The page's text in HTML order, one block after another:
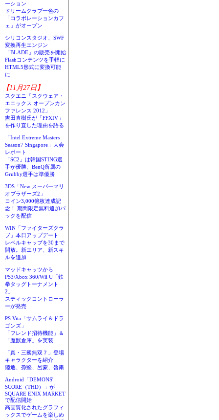
ーション
ドリームクラブ一色の
「コラボレーションカフ
ェ」がオープン
シリコンスタジオ、SWF
変換再生エンジン
「BLADE」の販売を開始
Flashコンテンツを手軽に
HTML5形式に変換可能
に
【11月27日】
スクエニ「スクウェア・
エニックス オープンカン
ファレンス 2012」
吉田直樹氏が「FFXIV」
を作り直した理由を語る
「Intel Extreme Masters
Season7 Singapore」大会
レポート
「SC2」は韓国STING選
手が優勝、BenQ所属の
Grubby選手は準優勝
3DS「New スーパーマリ
オブラザーズ2」
コイン3,000億枚達成記
念！ 期間限定無料追加パ
ックを配信
WIN「ファイターズクラ
ブ」本日アップデート
レベルキャップを30まで
開放。新エリア、新スキ
ルを追加
マッドキャッツから
PS3/Xbox 360/Wii U「鉄
拳タッグトーナメント
2」
スティックコントローラ
ーが発売
PS Vita「サムライ＆ドラ
ゴンズ」
「フレンド招待機能」＆
「魔獣倉庫」を実装
「真・三國無双７」登場
キャラクターを紹介
陸遜、孫堅、呂蒙、魯粛
Android「DEMONS'
SCORE（THD）」が
SQUARE ENIX MARKET
で配信開始
高画質化されたグラフィ
ックスでゲームを楽しめ